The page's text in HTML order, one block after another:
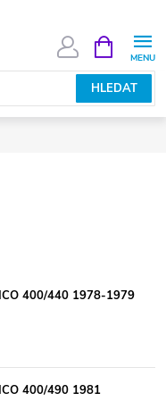
HLEDAT
NÁKUPNÍ
KOŠÍK
400/440 1978-1979
400/490 1981